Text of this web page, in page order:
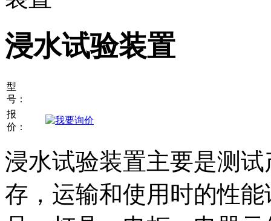
浸水试验装置
型
号：
报
价：
浸水试验装置主要是测
存，运输和使用时的性